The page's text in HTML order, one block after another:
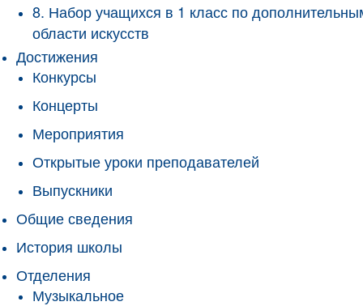
8. Набор учащихся в 1 класс по
области искусств
Достижения
Конкурсы
Концерты
Мероприятия
Открытые уроки преподавателей
Выпускники
Общие сведения
История школы
Отделения
Музыкальное